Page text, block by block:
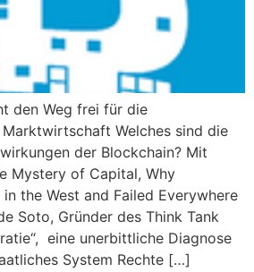
den Weg frei für die
Welches sind die
der Blockchain? Mit
Mystery of Capital, Why
the West and Failed Everywhere
Soto, Gründer des Think Tank
eine unerbittliche Diagnose
System Rechte […]